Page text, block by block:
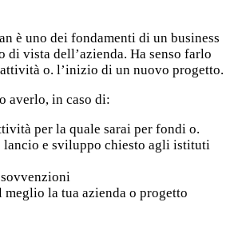
è uno dei fondamenti di un business
di vista dell’azienda. Ha senso farlo
o. l’inizio di un nuovo progetto.
averlo, in caso di:
per la quale sarai per fondi o.
lancio e sviluppo chiesto agli istituti
meglio la tua azienda o progetto